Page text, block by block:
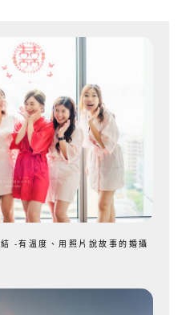
-有溫度、用照片說故事的婚攝